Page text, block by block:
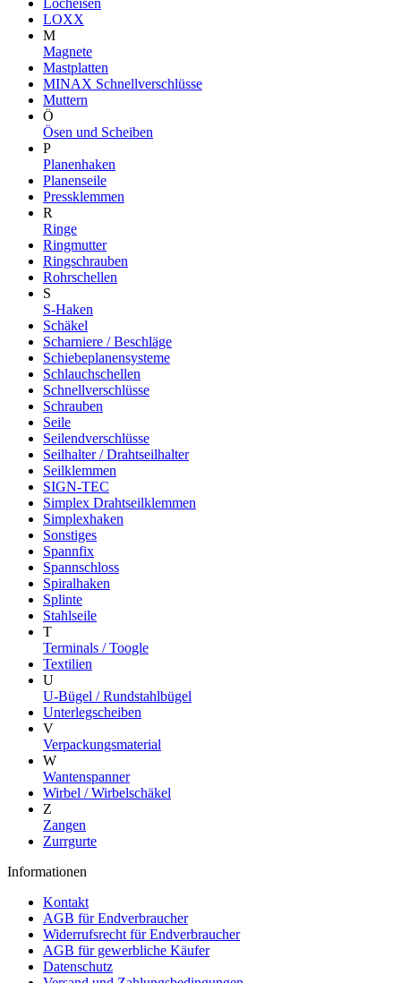
Locheisen
LOXX
M
Magnete
Mastplatten
MINAX Schnellverschlüsse
Muttern
Ö
Ösen und Scheiben
P
Planenhaken
Planenseile
Pressklemmen
R
Ringe
Ringmutter
Ringschrauben
Rohrschellen
S
S-Haken
Schäkel
Scharniere / Beschläge
Schiebeplanensysteme
Schlauchschellen
Schnellverschlüsse
Schrauben
Seile
Seilendverschlüsse
Seilhalter / Drahtseilhalter
Seilklemmen
SIGN-TEC
Simplex Drahtseilklemmen
Simplexhaken
Sonstiges
Spannfix
Spannschloss
Spiralhaken
Splinte
Stahlseile
T
Terminals / Toogle
Textilien
U
U-Bügel / Rundstahlbügel
Unterlegscheiben
V
Verpackungsmaterial
W
Wantenspanner
Wirbel / Wirbelschäkel
Z
Zangen
Zurrgurte
Informationen
Kontakt
AGB für Endverbraucher
Widerrufsrecht für Endverbraucher
AGB für gewerbliche Käufer
Datenschutz